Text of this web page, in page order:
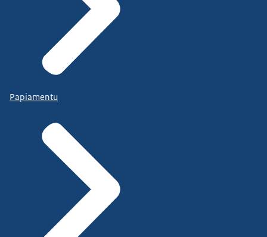
Papiamentu